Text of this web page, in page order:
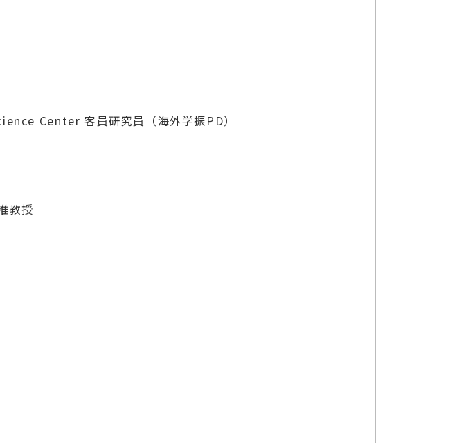
Center 客員研究員（海外学振PD）
教授